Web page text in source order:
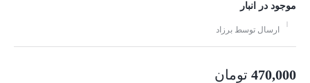
موجود در انبار
ارسال توسط برزاد
470,000 تومان